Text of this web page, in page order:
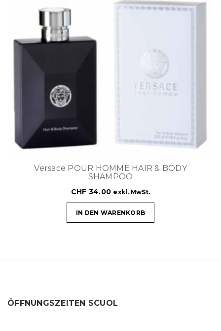
Versace POUR HOMME HAIR & BODY
SHAMPOO
CHF 34.00 exkl. MwSt.
IN DEN WARENKORB
ÖFFNUNGSZEITEN SCUOL